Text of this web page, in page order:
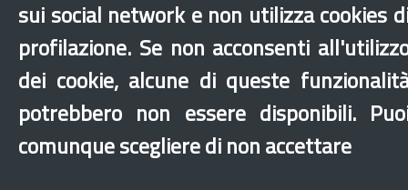
›×
sui social network e non utilizza cookies
profilazione. Se non acconsenti
dei cookie, alcune di queste
potrebbero non essere disponibili.
comunque scegliere di non accettare
Dichiarazione di accessibilità Legal & Privacy
Contatti
Sito archeologico